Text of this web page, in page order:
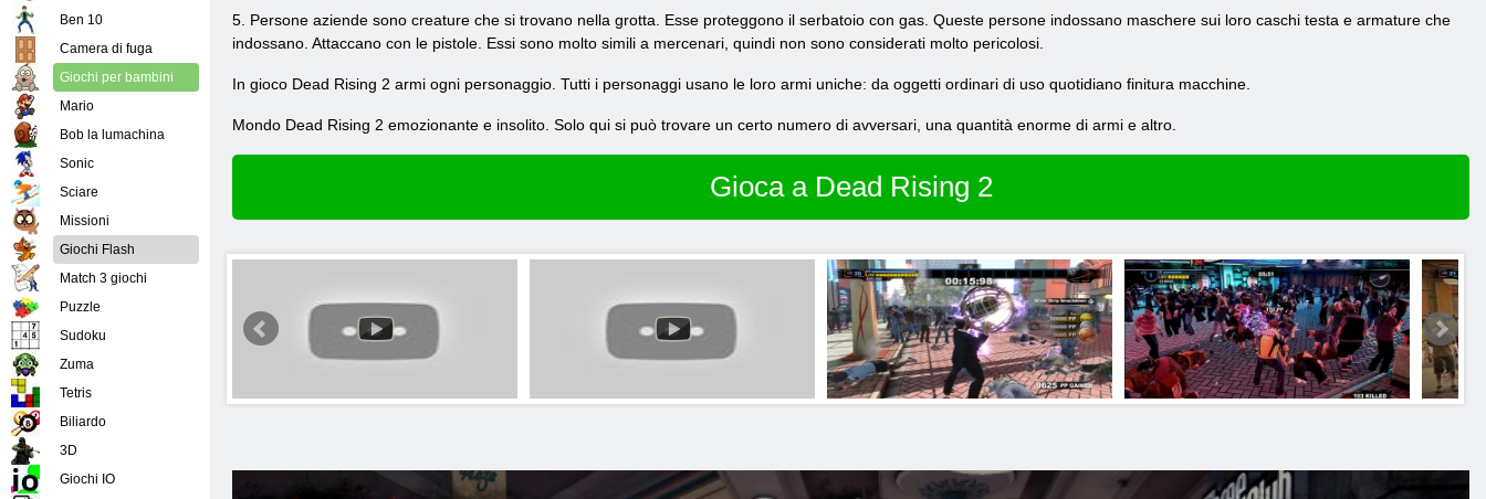
5. Persone aziende sono creature che si trovano nella grotta. Esse proteggono il serbatoio con gas. Queste persone indossano maschere sui loro caschi testa e armature che
indossano. Attaccano con le pistole. Essi sono molto simili a mercenari, quindi non sono considerati molto pericolosi.
In gioco Dead Rising 2 armi ogni personaggio. Tutti i personaggi usano le loro armi uniche: da oggetti ordinari di uso quotidiano finitura macchine.
Mondo Dead Rising 2 emozionante e insolito. Solo qui si può trovare un certo numero di avversari, una quantità enorme di armi e altro.
Gioca a Dead Rising 2
Ben 10
Camera di fuga
Giochi per bambini
Mario
Bob la lumachina
Sonic
Sciare
Missioni
Giochi Flash
Match 3 giochi
Puzzle
Sudoku
Zuma
Tetris
Biliardo
3D
Giochi IO